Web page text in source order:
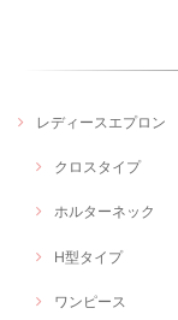
レディースエプロン
クロスタイプ
ホルターネック
H型タイプ
ワンピース